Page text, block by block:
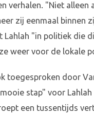
verhalen. "Niet alleen
zij eenmaal binnen
"in politiek die
weer voor de lokale
toegesproken door
stap" voor Lahlah
een tussentijds